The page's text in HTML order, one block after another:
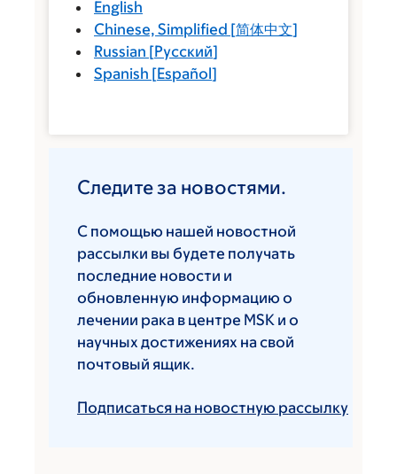
English
Chinese, Simplified [简体中文]
Russian [Русский]
Spanish [Español]
Следите за новостями.
С помощью нашей новостной
рассылки вы будете получать
последние новости и
обновленную информацию о
лечении рака в центре MSK и о
научных достижениях на свой
почтовый ящик.
Подписаться на новостную рассылку